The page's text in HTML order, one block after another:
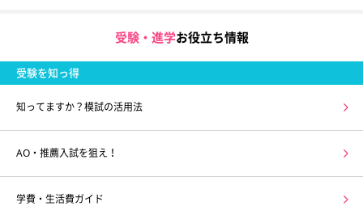
受験・進学お役立ち情報
受験を知っ得
知ってますか？模試の活用法
AO・推薦入試を狙え！
学費・生活費ガイド